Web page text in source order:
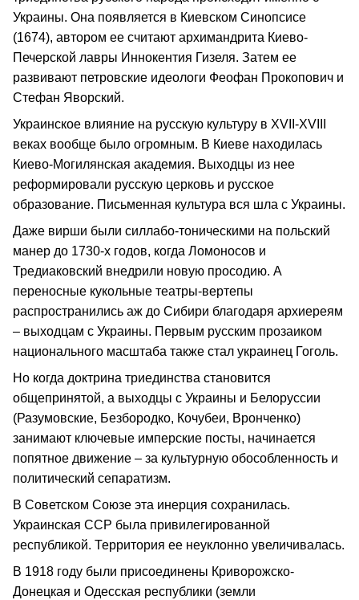
Украины. Она появляется в Киевском Синопсисе
(1674), автором ее считают архимандрита Киево-
Печерской лавры Иннокентия Гизеля. Затем ее
развивают петровские идеологи Феофан Прокопович и
Стефан Яворский.
Украинское влияние на русскую культуру в XVII-XVIII
веках вообще было огромным. В Киеве находилась
Киево-Могилянская академия. Выходцы из нее
реформировали русскую церковь и русское
образование. Письменная культура вся шла с Украины.
Даже вирши были силлабо-тоническими на польский
манер до 1730-х годов, когда Ломоносов и
Тредиаковский внедрили новую просодию. А
переносные кукольные театры-вертепы
распространились аж до Сибири благодаря архиереям
– выходцам с Украины. Первым русским прозаиком
национального масштаба также стал украинец Гоголь.
Но когда доктрина триединства становится
общепринятой, а выходцы с Украины и Белоруссии
(Разумовские, Безбородко, Кочубеи, Вронченко)
занимают ключевые имперские посты, начинается
попятное движение – за культурную обособленность и
политический сепаратизм.
В Советском Союзе эта инерция сохранилась.
Украинская ССР была привилегированной
республикой. Территория ее неуклонно увеличивалась.
В 1918 году были присоединены Криворожско-
Донецкая и Одесская республики (земли